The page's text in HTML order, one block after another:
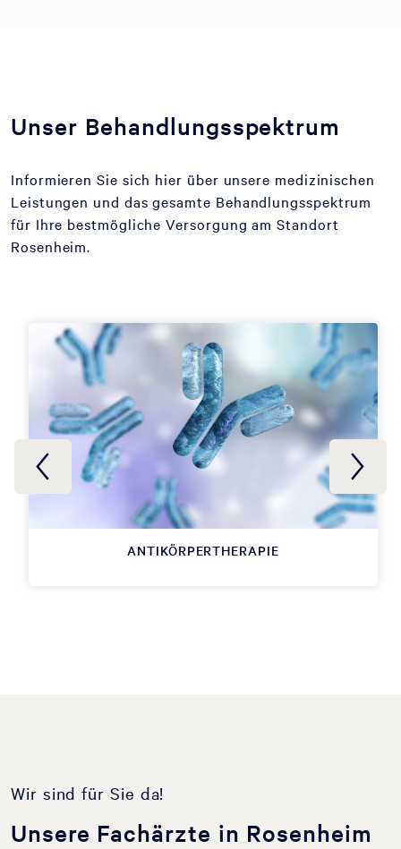
Unser Behandlungsspektrum
Informieren Sie sich hier über unsere medizinischen
Leistungen und das gesamte Behandlungsspektrum
für Ihre bestmögliche Versorgung am Standort
Rosenheim.
ANTIKÖRPERTHERAPIE
Wir sind für Sie da!
Unsere Fachärzte in Rosenheim